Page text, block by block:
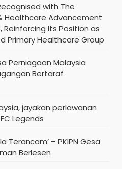
with The
Healthcare Advancement
Reinforcing Its Position as
Primary Healthcare Group
Perniagaan Malaysia
Bertaraf
jayakan perlawanan
Legends
Terancam’ – PKIPN Gesa
Berlesen